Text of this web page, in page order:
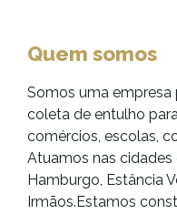
Quem somos
Somos uma
coleta de entulho
comércios, escolas,
Atuamos nas
Hamburgo, Estância
Irmãos.Estamos